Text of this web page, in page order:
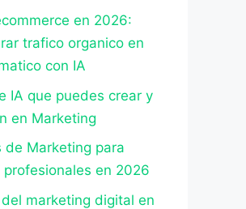
en 2026:
trafico organico en
con IA
IA que puedes crear y
en Marketing
de Marketing para
en 2026
marketing digital en